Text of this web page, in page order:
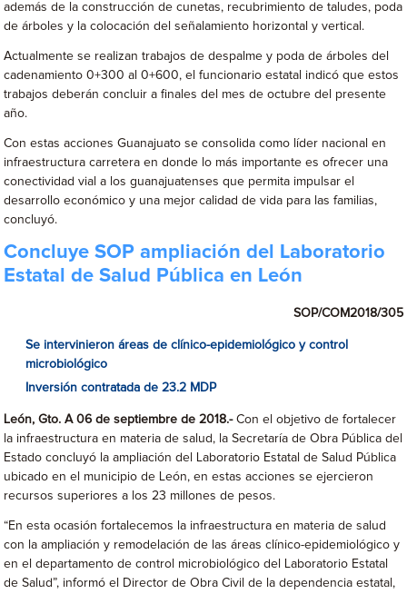
además de la construcción de cunetas, recubrimiento de taludes, poda
de árboles y la colocación del señalamiento horizontal y vertical.
Actualmente se realizan trabajos de despalme y poda de árboles del
cadenamiento 0+300 al 0+600, el funcionario estatal indicó que estos
trabajos deberán concluir a finales del mes de octubre del presente
año.
Con estas acciones Guanajuato se consolida como líder nacional en
infraestructura carretera en donde lo más importante es ofrecer una
conectividad vial a los guanajuatenses que permita impulsar el
desarrollo económico y una mejor calidad de vida para las familias,
concluyó.
Concluye SOP ampliación del Laboratorio
Estatal de Salud Pública en León
SOP/COM2018/305
Se intervinieron áreas de clínico-epidemiológico y control
microbiológico
Inversión contratada de 23.2 MDP
León, Gto. A 06 de septiembre de 2018.-Con el objetivo de fortalecer
la infraestructura en materia de salud, la Secretaría de Obra Pública del
Estado concluyó la ampliación del Laboratorio Estatal de Salud Pública
ubicado en el municipio de León, en estas acciones se ejercieron
recursos superiores a los 23 millones de pesos.
“En esta ocasión fortalecemos la infraestructura en materia de salud
con la ampliación y remodelación de las áreas clínico-epidemiológico y
en el departamento de control microbiológico del Laboratorio Estatal
de Salud”, informó el Director de Obra Civil de la dependencia estatal,